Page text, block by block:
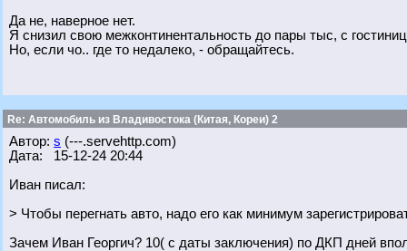
Да не, наверное нет.
Я снизил свою межконтинентальность до пары тыс, с
Но, если чо.. где то недалеко, - обращайтесь.
Re: Автомобиль из Владивостока (Китая, Кореи) 2
Автор: s (---.servehttp.com)
Дата: 15-12-24 20:44
Иван писал:
> Чтобы перегнать авто, надо его как минимум
Зачем Иван Георгич? 10( с даты заключения) по ДКП дней